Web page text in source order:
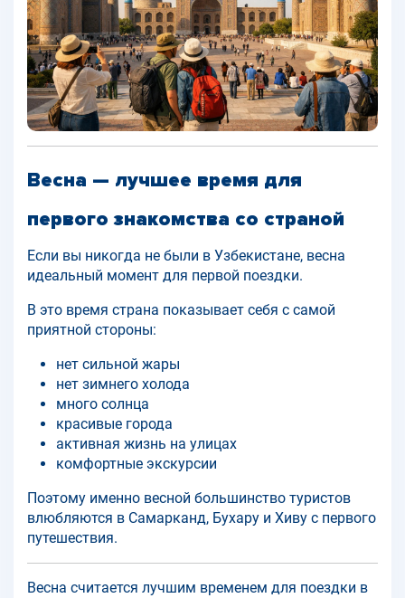
Весна — лучшее время для
первого знакомства со страной
Если вы никогда не были в Узбекистане, весна
идеальный момент для первой поездки.
В это время страна показывает себя с самой
приятной стороны:
нет сильной жары
нет зимнего холода
много солнца
красивые города
активная жизнь на улицах
комфортные экскурсии
Поэтому именно весной большинство туристов
влюбляются в Самарканд, Бухару и Хиву с первого
путешествия.
Весна считается лучшим временем для поездки в